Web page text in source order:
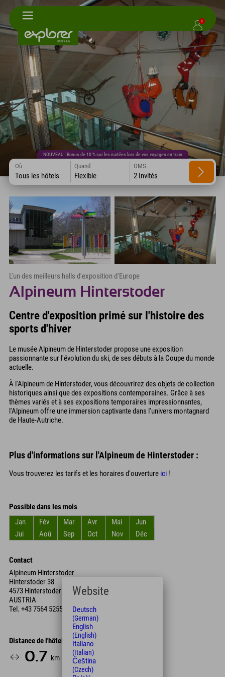
1
NOUVEAU : Bonus de 10 % sur les nuitées lors de vos voyages en train
Où
Tous les hôtels
Quand
Flexible
OMS
2 Invités
L'un des meilleurs halls d'exposition d'Europe
Alpineum Hinterstoder
Centre d'exposition primé sur l'histoire des
sports d'hiver
Le musée Alpineum de Hinterstoder propose une exposition
passionnante sur l'évolution du ski, de ses débuts à la Coupe du monde
actuelle.
À l'Alpineum de Hinterstoder, vous découvrirez des objets de collection
historiques ainsi que des expositions contemporaines. Grâce à ses
thèmes variés et à ses expositions temporaires impressionnantes,
l'Alpineum offre une immersion captivante dans l'univers montagnard
de Haute-Autriche.
Plus d'informations sur l'Alpineum de Hinterstoder :
Vous trouverez les tarifs et les horaires d'ouverture ici !
Possible dans les mois
Jan
Fév Mar Avr Mai
Jun
Jui
Aoû Sep Oct Nov Déc
Contact
Alpineum Hinterstoder
Hinterstoder 38
4573 Hinterstoder
AUSTRIA
Tel. +43 7564 5255
Distance de l'hôtel
0.7 km 2 Min.
Website
Deutsch
(German)
English
(English)
Italiano
(Italian)
Čeština
(Czech)